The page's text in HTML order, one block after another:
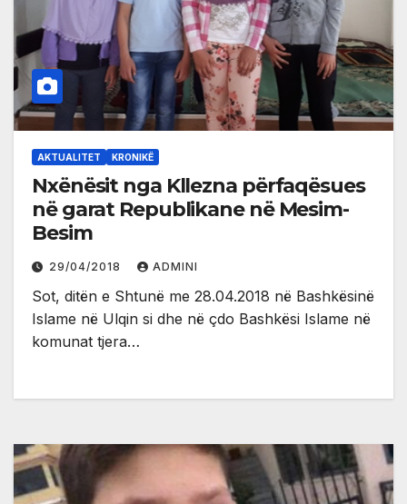
AKTUALITET KRONIKË
Nxënësit nga Kllezna përfaqësues
në garat Republikane në Mesim-
Besim
29/04/2018 ADMINI
Sot, ditën e Shtunë me 28.04.2018 në Bashkësinë
Islame në Ulqin si dhe në çdo Bashkësi Islame në
komunat tjera…